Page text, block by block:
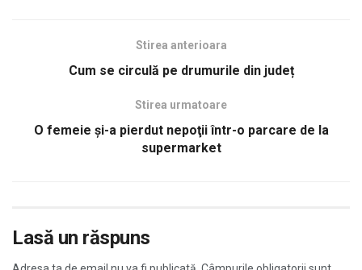
Stirea anterioara
Cum se circulă pe drumurile din județ
Stirea urmatoare
O femeie şi-a pierdut nepoţii într-o parcare de la
supermarket
Lasă un răspuns